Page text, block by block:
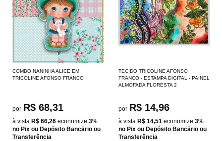
COMBO NANINHA ALICE EM
TRICOLINE AFONSO FRANCO
por R$ 68,31
à vista R$ 66,26 economize 3%
no Pix ou Depósito Bancário ou
Transferência
TECIDO TRICOLINE AFONSO
FRANCO - ESTAMPA DIGITAL - PAINEL
ALMOFADA FLORESTA 2
por R$ 14,96
à vista R$ 14,51 economize 3%
no Pix ou Depósito Bancário ou
Transferência